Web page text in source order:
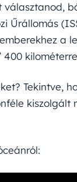
Űrállomás
a
400
Tekintve,
kiszolgált